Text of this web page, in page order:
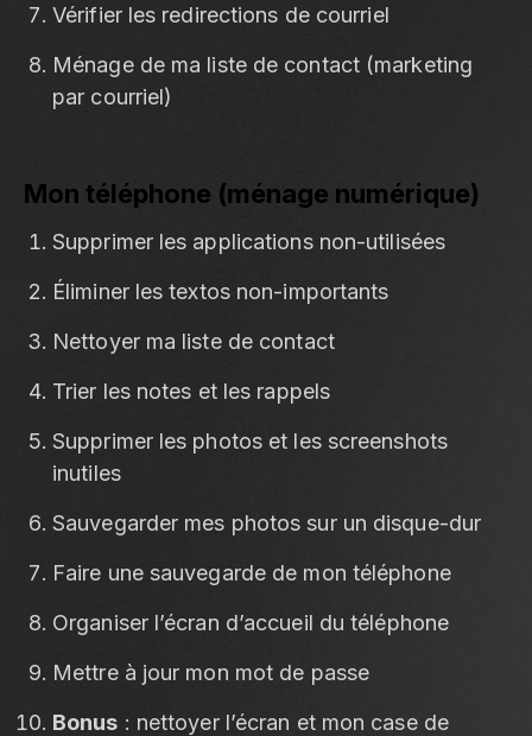
Vérifier les redirections de courriel
Ménage de ma liste de contact (marketing
par courriel)
Mon téléphone (ménage numérique)
Supprimer les applications non-utilisées
Éliminer les textos non-importants
Nettoyer ma liste de contact
Trier les notes et les rappels
Supprimer les photos et les screenshots
inutiles
Sauvegarder mes photos sur un disque-dur
Faire une sauvegarde de mon téléphone
Organiser l’écran d’accueil du téléphone
Mettre à jour mon mot de passe
Bonus : nettoyer l’écran et mon case de